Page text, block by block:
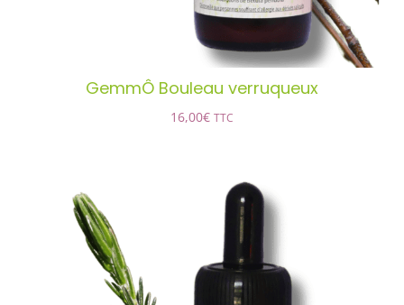
GemmÔ Bouleau verruqueux
16,00€ TTC